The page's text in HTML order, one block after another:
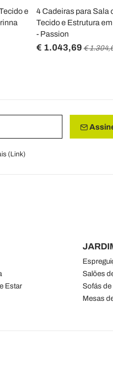
e
4 Cadeiras para Sala
Tecido e Estrutura
- Passion
€ 1.043,69 €
(Link)
Estar
Salões
Sofás de
Mesas